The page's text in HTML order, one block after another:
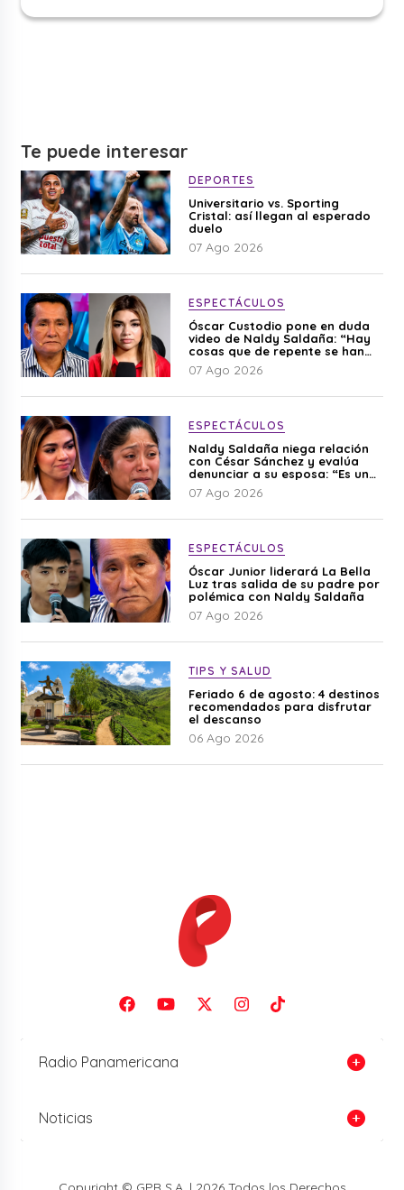
Te puede interesar
DEPORTES
Universitario vs. Sporting
Cristal: así llegan al esperado
duelo
07 Ago 2026
ESPECTÁCULOS
Óscar Custodio pone en duda
video de Naldy Saldaña: “Hay
cosas que de repente se han
editado”
07 Ago 2026
ESPECTÁCULOS
Naldy Saldaña niega relación
con César Sánchez y evalúa
denunciar a su esposa: “Es una
difamación”
07 Ago 2026
ESPECTÁCULOS
Óscar Junior liderará La Bella
Luz tras salida de su padre por
polémica con Naldy Saldaña
07 Ago 2026
TIPS Y SALUD
Feriado 6 de agosto: 4 destinos
recomendados para disfrutar
el descanso
06 Ago 2026
Radio Panamericana
Noticias